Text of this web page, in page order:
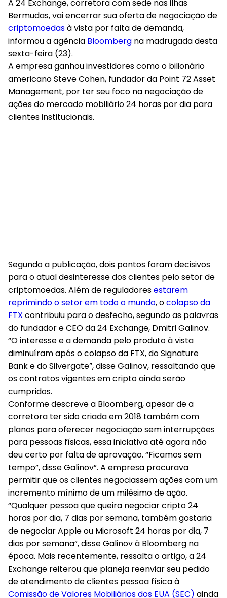
A 24 Exchange, corretora com sede nas ilhas
Bermudas, vai encerrar sua oferta de negociação de
criptomoedasà vista por falta de demanda,
informou a agência Bloomberg na madrugada desta
sexta-feira (23).
A empresa ganhou investidores como o bilionário
americano Steve Cohen, fundador da Point 72 Asset
Management, por ter seu foco na negociação de
ações do mercado mobiliário 24 horas por dia para
clientes institucionais.
Segundo a publicação, dois pontos foram decisivos
para o atual desinteresse dos clientes pelo setor de
criptomoedas. Além de reguladoresestarem
reprimindo o setor em todo o mundo, ocolapso da
FTX contribuiu para o desfecho, segundo as palavras
do fundador e CEO da 24 Exchange, Dmitri Galinov.
“O interesse e a demanda pelo produto à vista
diminuíram após o colapso da FTX, do Signature
Bank e do Silvergate”, disse Galinov, ressaltando que
os contratos vigentes em cripto ainda serão
cumpridos.
Conforme descreve a Bloomberg, apesar de a
corretora ter sido criada em 2018 também com
planos para oferecer negociação sem interrupções
para pessoas físicas, essa iniciativa até agora não
deu certo por falta de aprovação. “Ficamos sem
tempo”, disse Galinov”. A empresa procurava
permitir que os clientes negociassem ações com um
incremento mínimo de um milésimo de ação.
“Qualquer pessoa que queira negociar cripto 24
horas por dia, 7 dias por semana, também gostaria
de negociar Apple ou Microsoft 24 horas por dia, 7
dias por semana”, disse Galinov à Bloomberg na
época. Mais recentemente, ressalta o artigo, a 24
Exchange reiterou que planeja reenviar seu pedido
de atendimento de clientes pessoa física à
Comissão de Valores Mobiliários dos EUA (SEC) ainda